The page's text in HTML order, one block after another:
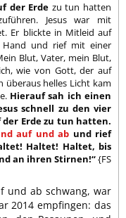
der Erde zu tun hatten
Jesus war mit
Er blickte in Mitleid auf
Hand und rief mit einer
Blut, Vater, mein Blut,
wie von Gott, der auf
überaus helles Licht kam
Hierauf sah ich einen
schnell zu den vier
Erde zu tun hatten.
auf und ab und rief
Haltet! Haltet, bis
an ihren Stirnen!“{FS
und ab schwang, war
2014 empfingen: das